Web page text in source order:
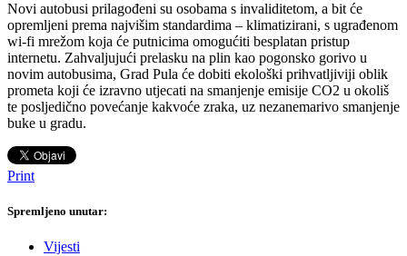
Novi autobusi prilagođeni su osobama s invaliditetom, a bit će
opremljeni prema najvišim standardima – klimatizirani, s ugrađenom
wi-fi mrežom koja će putnicima omogućiti besplatan pristup
internetu. Zahvaljujući prelasku na plin kao pogonsko gorivo u
novim autobusima, Grad Pula će dobiti ekološki prihvatljiviji oblik
prometa koji će izravno utjecati na smanjenje emisije CO2 u okoliš
te posljedično povećanje kakvoće zraka, uz nezanemarivo smanjenje
buke u gradu.
Print
Spremljeno unutar:
Vijesti